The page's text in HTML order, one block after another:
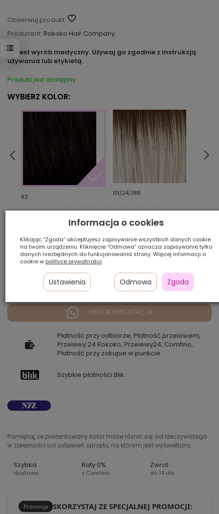
Obserwuj produkt:
Producent: Rokoko Hair Company
To jest wyrób medyczny. Używaj go zgodnie z instrukcją
używania lub etykietą.
Produkt jest dostępny
WYBIERZ KOLOR:
R2
101/24/38R
Ilość szt.:
1 200,00 zł
DODAJ DO KOSZYKA
VIDEOKONSULTACJA
Płatność przy odbiorze, Płatność przelewem,
Przelewy 24 Rokoko, Przelewy24, Comfino,
Płatność przy zakupie w punkcie
Szybkie płatności Blik.
Pamiętaj, że prezentowany kolor może różnić się od rzeczywistego
w zależności od ustawień sprzętu, na którym jest wyświetlany.
Szybka
dostawa
Raty 0%
z Comfino
Zwrot
do 14 dni
Promocja SKORZYSTAJ ZE SPECJALNEJ PROMOCJI:
Informacja o cookies
Klikając “Zgoda” akceptujesz zapisywanie wszystkich danych cookie
na twoim urządzeniu. Kliknięcie “Odmowa” oznacza zapisywanie tylko
danych niezbędnych do funkcjonowania strony. Więcej informacji o
cookie w polityce prywatności.
Ustawienia Odmowa Zgoda